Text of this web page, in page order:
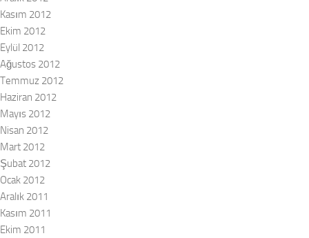
Kasım 2012
Ekim 2012
Eylül 2012
Ağustos 2012
Temmuz 2012
Haziran 2012
Mayıs 2012
Nisan 2012
Mart 2012
Şubat 2012
Ocak 2012
Aralık 2011
Kasım 2011
Ekim 2011